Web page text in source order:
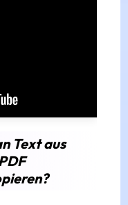
Text aus